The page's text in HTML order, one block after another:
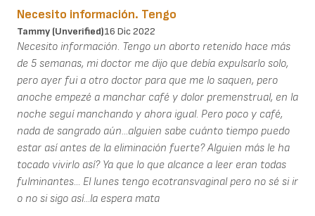
Necesito información. Tengo
Tammy (unverified)16 Dic 2022
Necesito información. Tengo un aborto retenido hace más
de 5 semanas, mi doctor me dijo que debía expulsarlo solo,
pero ayer fui a otro doctor para que me lo saquen, pero
anoche empezé a manchar café y dolor premenstrual, en la
noche seguí manchando y ahora igual. Pero poco y café,
nada de sangrado aún...alguien sabe cuánto tiempo puedo
estar así antes de la eliminación fuerte? Alguien más le ha
tocado vivirlo así? Ya que lo que alcance a leer eran todas
fulminantes... El lunes tengo ecotransvaginal pero no sé si ir
o no si sigo así...la espera mata